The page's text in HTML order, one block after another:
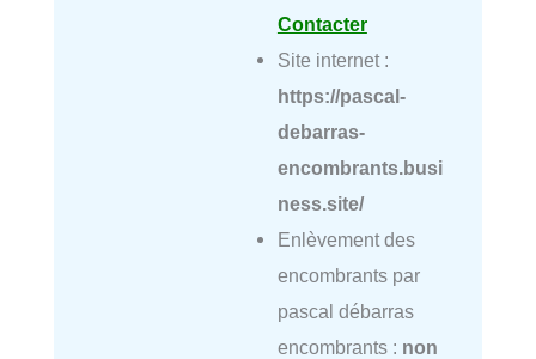
Contacter
Site internet :
https://pascal-
debarras-
encombrants.busi
ness.site/
Enlèvement des
encombrants par
pascal débarras
encombrants : non